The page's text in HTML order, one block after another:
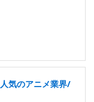
気のアニメ業界/